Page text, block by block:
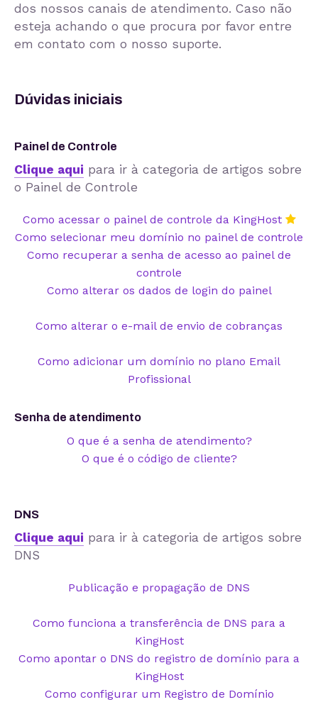
dos nossos canais de atendimento. Caso não
esteja achando o que procura por favor entre
em contato com o nosso suporte.
Dúvidas iniciais
Painel de Controle
Clique aqui para ir à categoria de artigos sobre
o Painel de Controle
Como acessar o painel de controle da KingHost
Como selecionar meu domínio no painel de controle
Como recuperar a senha de acesso ao painel de
controle
Como alterar os dados de login do painel
Como alterar o e-mail de envio de cobranças
Como adicionar um domínio no plano Email
Profissional
Senha de atendimento
O que é a senha de atendimento?
O que é o código de cliente?
DNS
Clique aqui para ir à categoria de artigos sobre
DNS
Publicação e propagação de DNS
Como funciona a transferência de DNS para a
KingHost
Como apontar o DNS do registro de domínio para a
KingHost
Como configurar um Registro de Domínio